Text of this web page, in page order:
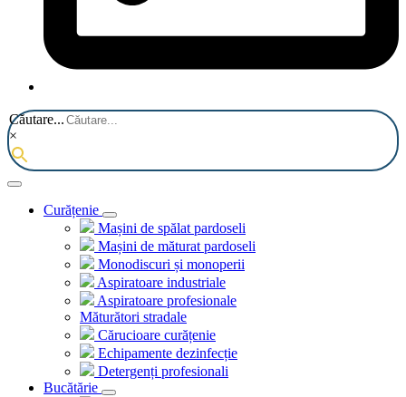
Căutare...
×
Curățenie
Mașini de spălat pardoseli
Mașini de măturat pardoseli
Monodiscuri și monoperii
Aspiratoare industriale
Aspiratoare profesionale
Măturători stradale
Cărucioare curățenie
Echipamente dezinfecție
Detergenți profesionali
Bucătărie